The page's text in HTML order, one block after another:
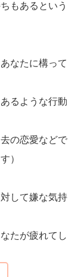
もあるという
なたに構って
るような行動
の恋愛などで
）
して嫌な気持
たが疲れてし